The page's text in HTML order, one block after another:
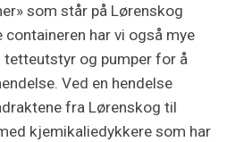
som står på Lørenskog
containeren har vi også mye
tetteutstyr og pumper for å
Ved en hendelse
fra Lørenskog til
kjemikaliedykkere som har